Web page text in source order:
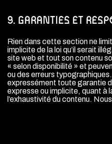
9. GARANTIES ET
Rien dans cette section ne
implicite de la loi qu’il serait
site web et tout son contenu
« selon disponibilité » et
ou des erreurs
expressément toute garantie
expresse ou implicite, quant à
l’exhaustivité du contenu.